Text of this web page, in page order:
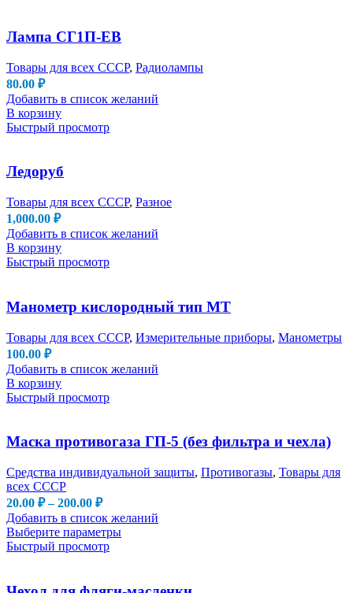
Лампа СГ1П-ЕВ
Товары для всех СССР, Радиолампы
80.00 ₽
Добавить в список желаний
В корзину
Быстрый просмотр
Ледоруб
Товары для всех СССР, Разное
1,000.00 ₽
Добавить в список желаний
В корзину
Быстрый просмотр
Манометр кислородный тип МТ
Товары для всех СССР, Измерительные приборы, Манометры
100.00 ₽
Добавить в список желаний
В корзину
Быстрый просмотр
Маска противогаза ГП-5 (без фильтра и чехла)
Средства индивидуальной защиты, Противогазы, Товары для
всех СССР
20.00 ₽ – 200.00 ₽Диапазон
цен:
20.00 ₽
–
Добавить в список желаний
Выберите параметрыЭтот
вариаций.
Быстрый просмотр